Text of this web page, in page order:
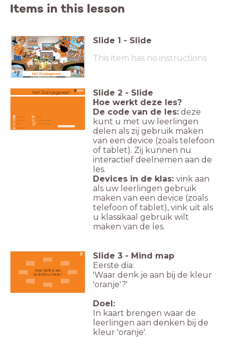
Items in this lesson
Het Oranjegevoel
Slide 1 - Slide
This item has no instructions
Dit leer je nu
Doen! Afbeelding vergroten
Klik op de hotspot
Het Oranjegevoel Slide 2 - Slide
Hoe werkt deze les?
De code van de les: deze
kunt u met uw leerlingen
delen als zij gebruik maken
van een device (zoals telefoon
of tablet). Zij kunnen nu
interactief deelnemen aan de
les.
Devices in de klas: vink aan
als uw leerlingen gebruik
maken van een device (zoals
telefoon of tablet), vink uit als
u klassikaal gebruik wilt
maken van de les.
Waar denk je aan
bij de kleur oranje?
Slide 3 - Mind map
Eerste dia:
'Waar denk je aan bij de kleur
'oranje'?'
Doel:
In kaart brengen waar de
leerlingen aan denken bij de
kleur 'oranje'.